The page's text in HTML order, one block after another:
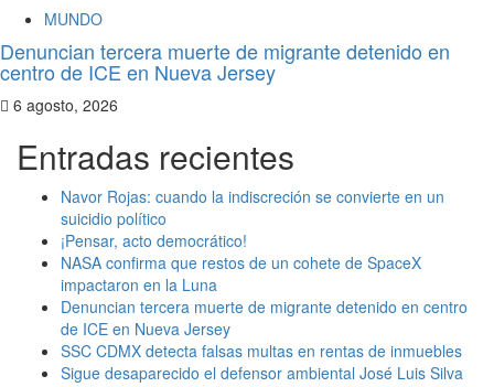
MUNDO
Denuncian tercera muerte de migrante detenido en
centro de ICE en Nueva Jersey
6 agosto, 2026
Entradas recientes
Navor Rojas: cuando la indiscreción se convierte en un
suicidio político
¡Pensar, acto democrático!
NASA confirma que restos de un cohete de SpaceX
impactaron en la Luna
Denuncian tercera muerte de migrante detenido en centro
de ICE en Nueva Jersey
SSC CDMX detecta falsas multas en rentas de inmuebles
Sigue desaparecido el defensor ambiental José Luis Silva